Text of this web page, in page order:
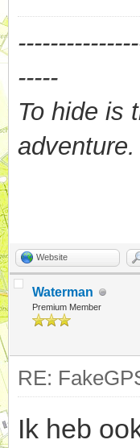
-----
To hide is
adventure.
Website
Waterman
Premium Member
RE:
Ik heb